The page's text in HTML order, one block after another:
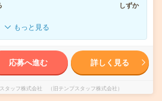
しずか
もっと見る
応募へ進む 詳しく見る
タッフ株式会社 （旧テンプスタッフ株式会社）